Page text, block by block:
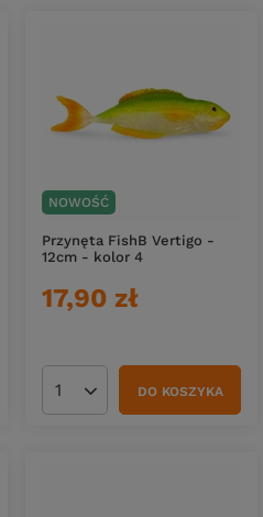
NOWOŚĆ
Przynęta FishB Vertigo -
12cm - kolor 4
17,90 zł
Ilość produktówDO KOSZYKA